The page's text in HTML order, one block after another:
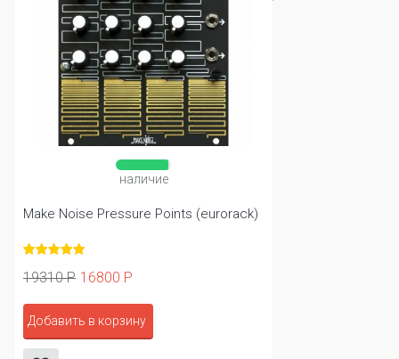
наличие
Make Noise Pressure Points (eurorack)
19310 Р 16800 Р
Добавить в корзину